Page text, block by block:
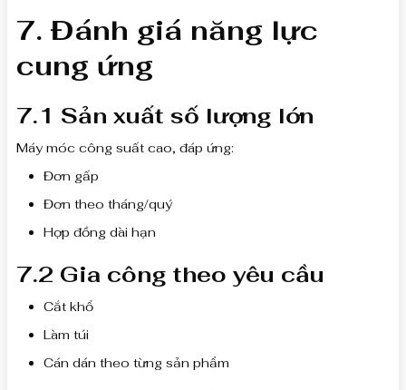
7. Đánh giá năng lực
cung ứng
7.1 Sản xuất số lượng lớn
Máy móc công suất cao, đáp ứng:
Đơn gấp
Đơn theo tháng/quý
Hợp đồng dài hạn
7.2 Gia công theo yêu cầu
Cắt khổ
Làm túi
Cán dán theo từng sản phẩm